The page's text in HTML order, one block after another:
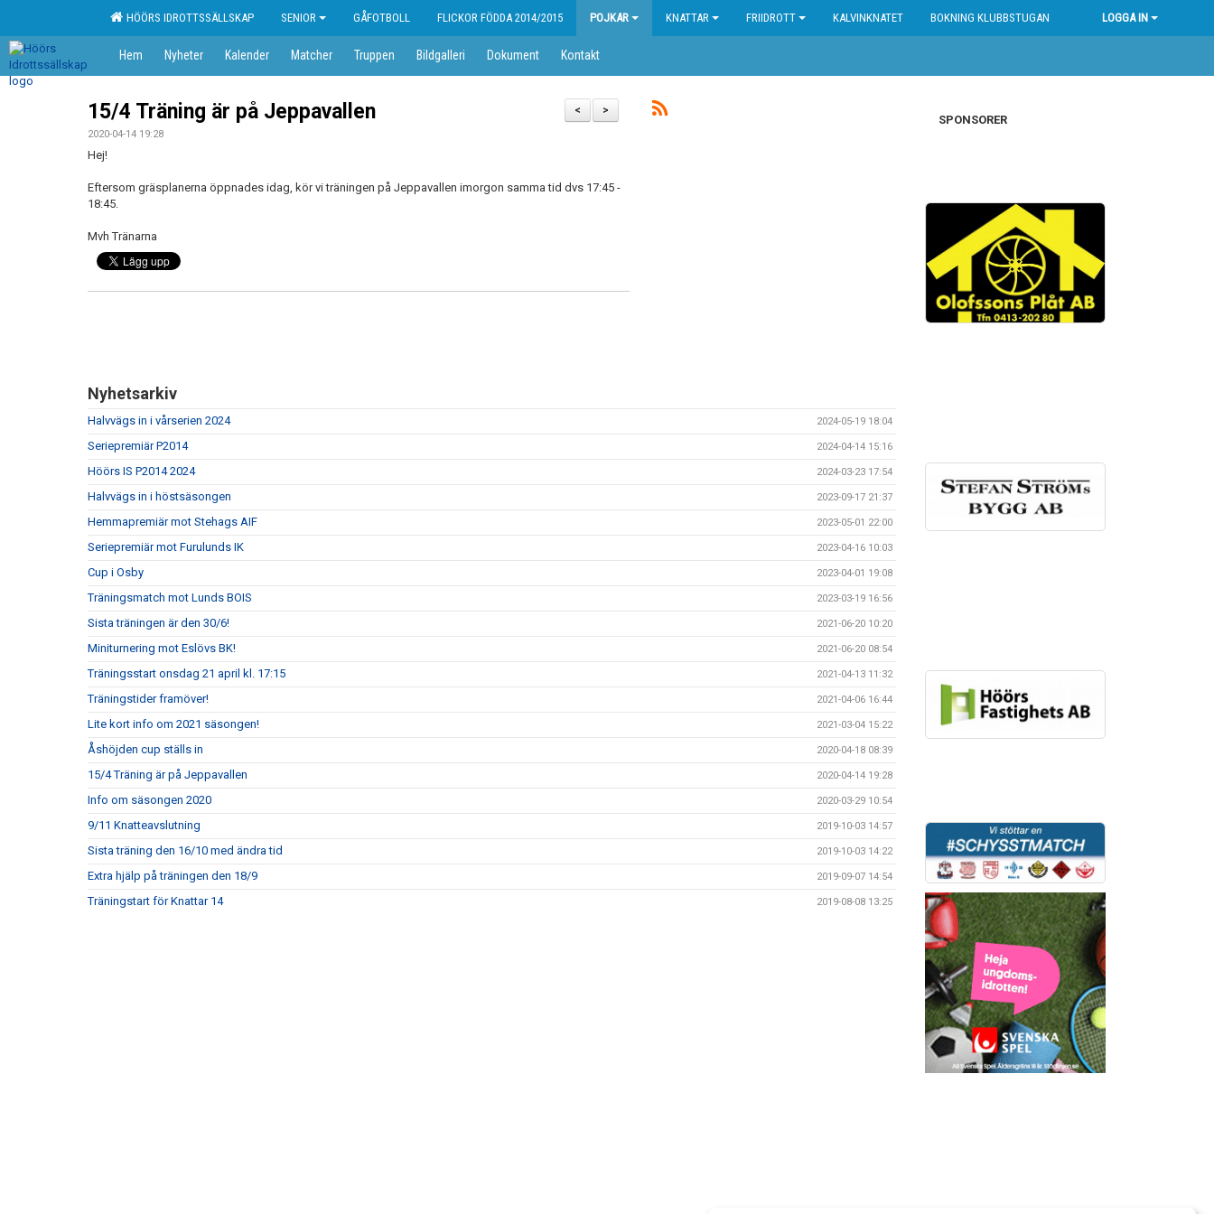
HÖÖRS IDROTTSSÄLLSKAP SENIOR GÅFOTBOLL FLICKOR FÖDDA 2014/2015 POJKAR KNATTAR FRIIDROTT KALVINKNATET BOKNING KLUBBSTUGAN LOGGA IN
Hem Nyheter Kalender Matcher Truppen Bildgalleri Dokument Kontakt
>
<
15/4 Träning är på Jeppavallen
2020-04-14 19:28
Hej!
Eftersom gräsplanerna öppnades idag, kör vi träningen på Jeppavallen imorgon samma tid dvs 17:45 -
18:45.
Mvh Tränarna
Nyhetsarkiv
Halvvägs in i vårserien 2024 2024-05-19 18:04
Seriepremiär P2014 2024-04-14 15:16
Höörs IS P2014 2024 2024-03-23 17:54
Halvvägs in i höstsäsongen 2023-09-17 21:37
Hemmapremiär mot Stehags AIF 2023-05-01 22:00
Seriepremiär mot Furulunds IK 2023-04-16 10:03
Cup i Osby 2023-04-01 19:08
Träningsmatch mot Lunds BOIS 2023-03-19 16:56
Sista träningen är den 30/6! 2021-06-20 10:20
Miniturnering mot Eslövs BK! 2021-06-20 08:54
Träningsstart onsdag 21 april kl. 17:15 2021-04-13 11:32
Träningstider framöver! 2021-04-06 16:44
Lite kort info om 2021 säsongen! 2021-03-04 15:22
Åshöjden cup ställs in 2020-04-18 08:39
15/4 Träning är på Jeppavallen 2020-04-14 19:28
Info om säsongen 2020 2020-03-29 10:54
9/11 Knatteavslutning 2019-10-03 14:57
Sista träning den 16/10 med ändra tid 2019-10-03 14:22
Extra hjälp på träningen den 18/9 2019-09-07 14:54
Träningstart för Knattar 14 2019-08-08 13:25
SPONSORER